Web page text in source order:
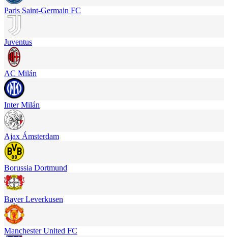
Paris Saint-Germain FC
Juventus
AC Milán
Inter Milán
Ajax Ámsterdam
Borussia Dortmund
Bayer Leverkusen
Manchester United FC